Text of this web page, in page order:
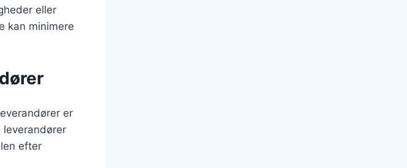
eller
kan minimere
er
efter